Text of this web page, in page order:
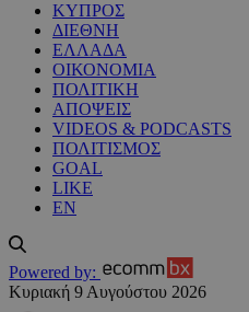
ΚΥΠΡΟΣ
ΔΙΕΘΝΗ
ΕΛΛΑΔΑ
ΟΙΚΟΝΟΜΙΑ
ΠΟΛΙΤΙΚΗ
ΑΠΟΨΕΙΣ
VIDEOS & PODCASTS
ΠΟΛΙΤΙΣΜΟΣ
GOAL
LIKE
EN
Powered by:
Κυριακή 9 Αυγούστου 2026